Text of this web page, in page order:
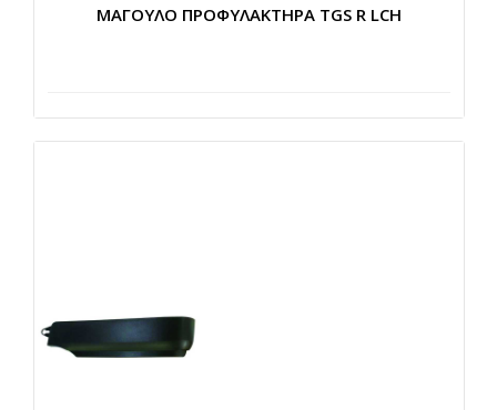
ΜΑΓΟΥΛΟ ΠΡΟΦΥΛΑΚΤΗΡΑ TGS R LCH